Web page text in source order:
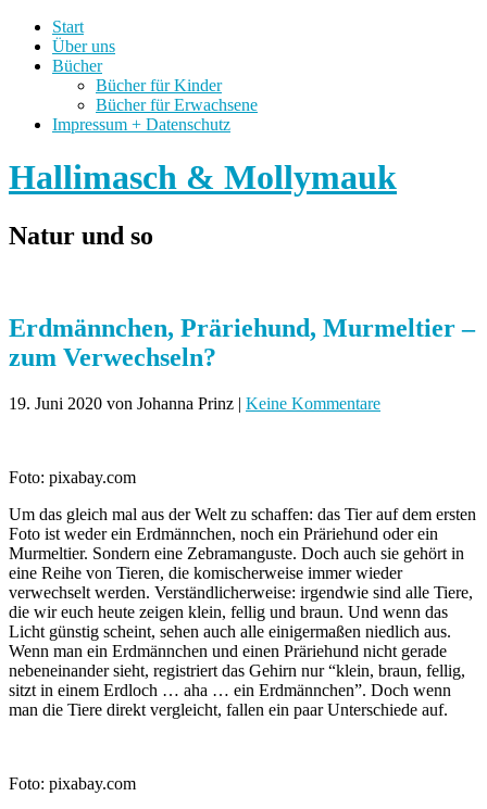
Start
Über uns
Bücher
Bücher für Kinder
Bücher für Erwachsene
Impressum + Datenschutz
Hallimasch & Mollymauk
Natur und so
Erdmännchen, Präriehund, Murmeltier –
zum Verwechseln?
19. Juni 2020 von Johanna Prinz | Keine Kommentare
Foto: pixabay.com
Um das gleich mal aus der Welt zu schaffen: das Tier auf dem ersten
Foto ist weder ein Erdmännchen, noch ein Präriehund oder ein
Murmeltier. Sondern eine Zebramanguste. Doch auch sie gehört in
eine Reihe von Tieren, die komischerweise immer wieder
verwechselt werden. Verständlicherweise: irgendwie sind alle Tiere,
die wir euch heute zeigen klein, fellig und braun. Und wenn das
Licht günstig scheint, sehen auch alle einigermaßen niedlich aus.
Wenn man ein Erdmännchen und einen Präriehund nicht gerade
nebeneinander sieht, registriert das Gehirn nur “klein, braun, fellig,
sitzt in einem Erdloch … aha … ein Erdmännchen”. Doch wenn
man die Tiere direkt vergleicht, fallen ein paar Unterschiede auf.
Foto: pixabay.com